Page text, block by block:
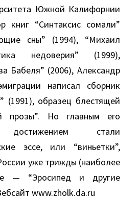
Южной Калифорнии
книг “Синтаксис сомали”
сны” (1994), “Михаил
недоверия” (1999),
Бабеля” (2006), Александр
написал сборник
(1991), образец блестящей
прозы”. Но главным его
достижением стали
эссе, или “виньетки”,
уже трижды (наиболее
— “Эросипед и другие
www.zholk.da.ru